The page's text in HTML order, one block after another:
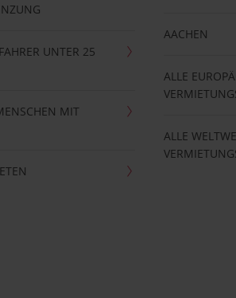
UNTER 25
MIT
AACHEN
ALLE
ALLE